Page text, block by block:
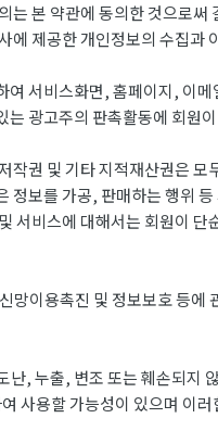
는 본 약관에 동의한 것으로써
에 제공한 개인정보의 수집과
서비스화면, 홈페이지, 이메
광고주의 판촉활동에 회원
작권 및 기타 지적재산권은
정보를 가공, 판매하는 행위
서비스에 대해서는 회원이
망이용촉진 및 정보보호 등
난, 누출, 변조 또는 훼손되지
사용할 가능성이 있으며 이